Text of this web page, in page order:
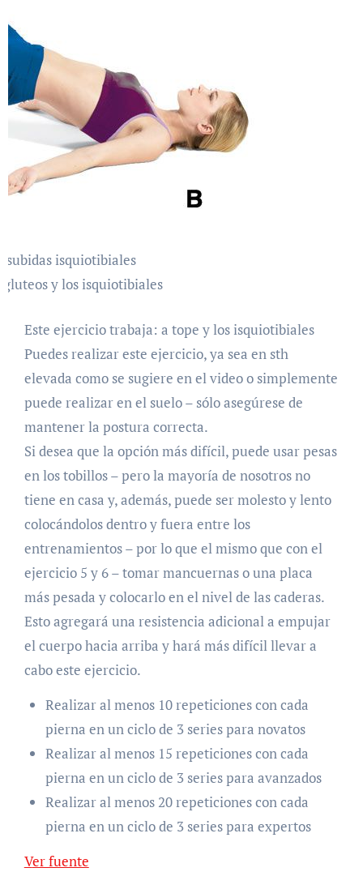
subidas isquiotibiales
y los isquiotibiales
Este ejercicio trabaja: a tope y los isquiotibiales
Puedes realizar este ejercicio, ya sea en sth
elevada como se sugiere en el video o simplemente
puede realizar en el suelo – sólo asegúrese de
mantener la postura correcta.
Si desea que la opción más difícil, puede usar pesas
en los tobillos – pero la mayoría de nosotros no
tiene en casa y, además, puede ser molesto y lento
colocándolos dentro y fuera entre los
entrenamientos – por lo que el mismo que con el
ejercicio 5 y 6 – tomar mancuernas o una placa
más pesada y colocarlo en el nivel de las caderas.
Esto agregará una resistencia adicional a empujar
el cuerpo hacia arriba y hará más difícil llevar a
cabo este ejercicio.
Realizar al menos 10 repeticiones con cada
pierna en un ciclo de 3 series para novatos
Realizar al menos 15 repeticiones con cada
pierna en un ciclo de 3 series para avanzados
Realizar al menos 20 repeticiones con cada
pierna en un ciclo de 3 series para expertos
Ver fuente